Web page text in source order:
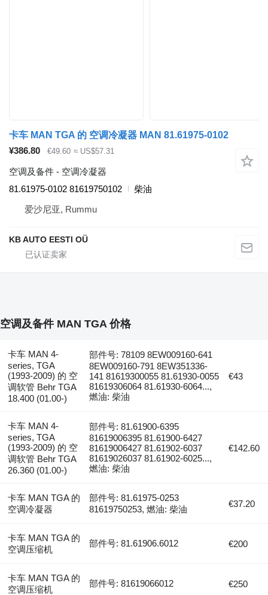
卡车 MAN TGA 的 空调冷凝器 MAN 81.61975-0102
¥386.80
€49.60 ≈ US$57.31
空调及备件 - 空调冷凝器
81.61975-0102 81619750102
柴油
爱沙尼亚, Rummu
KB AUTO EESTI OÜ
空调及备件 MAN TGA 价格
卡车 MAN 4-
series, TGA
(1993-2009) 的 空
调软管 Behr TGA
18.400 (01.00-)
部件号: 78109 8EW009160-641
8EW009160-791 8EW351336-
141 81619300055 81.61930-0055
81619306064 81.61930-6064...,
燃油: 柴油
€43
卡车 MAN 4-
series, TGA
(1993-2009) 的 空
调软管 Behr TGA
26.360 (01.00-)
部件号: 81.61900-6395
81619006395 81.61900-6427
81619006427 81.61902-6037
81619026037 81.61902-6025...,
燃油: 柴油
€142.60
卡车 MAN TGA 的
空调冷凝器
部件号: 81.61975-0253
81619750253, 燃油: 柴油
€37.20
卡车 MAN TGA 的
空调压缩机
部件号: 81.61906.6012 €200
卡车 MAN TGA 的
空调压缩机
部件号: 81619066012 €250